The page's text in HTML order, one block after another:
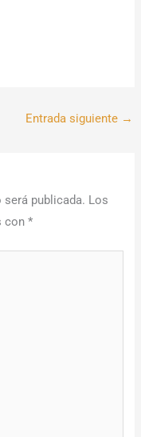
Entrada siguiente →
publicada. Los
con*